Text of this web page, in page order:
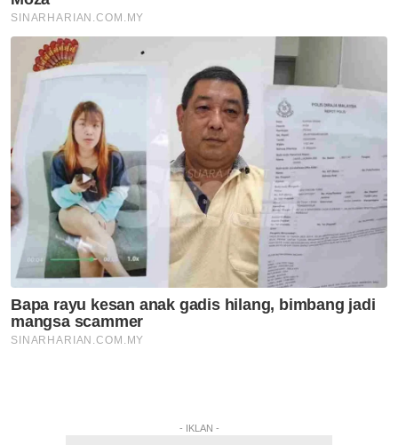
- IKLAN -